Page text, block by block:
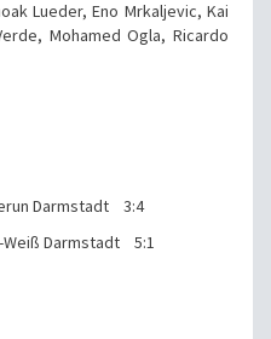
Lueder, Eno Mrkaljevic, Kai
Mohamed Ogla, Ricardo
Darmstadt 3:4
Weiß Darmstadt 5:1